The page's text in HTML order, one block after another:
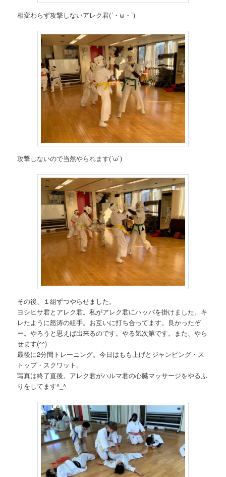
相変わらず攻撃しないアレク君(´・ω・`)
攻撃しないので当然やられます(´ω`)
その後、１組ずつやらせました。
ヨシヒサ君とアレク君。私がアレク君にハッパを掛けました。キ
レたように怒涛の組手。お互いに打ち合ってます。良かったぞ
ー。やろうと思えば出来るのです。やる気次第です。また、やら
せます(^^)
最後に2分間トレーニング。今日はもも上げとジャンピング・ス
トップ・スクワット。
写真は終了直後。アレク君がハルマ君の心臓マッサージをやるふ
りをしてます^_^